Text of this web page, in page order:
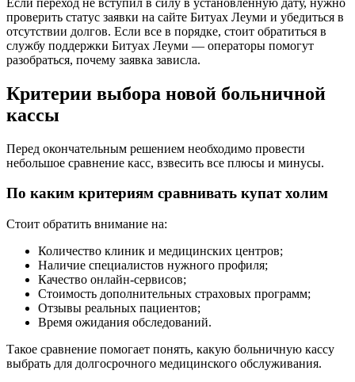
проверить статус заявки на сайте Битуах Леуми и убедиться в
отсутствии долгов. Если все в порядке, стоит обратиться в
службу поддержки Битуах Леуми — операторы помогут
разобраться, почему заявка зависла.
Критерии выбора новой больничной
кассы
Перед окончательным решением необходимо провести
небольшое сравнение касс, взвесить все плюсы и минусы.
По каким критериям сравнивать купат холим
Стоит обратить внимание на:
Количество клиник и медицинских центров;
Наличие специалистов нужного профиля;
Качество онлайн-сервисов;
Стоимость дополнительных страховых программ;
Отзывы реальных пациентов;
Время ожидания обследований.
Такое сравнение помогает понять, какую больничную кассу
выбрать для долгосрочного медицинского обслуживания.